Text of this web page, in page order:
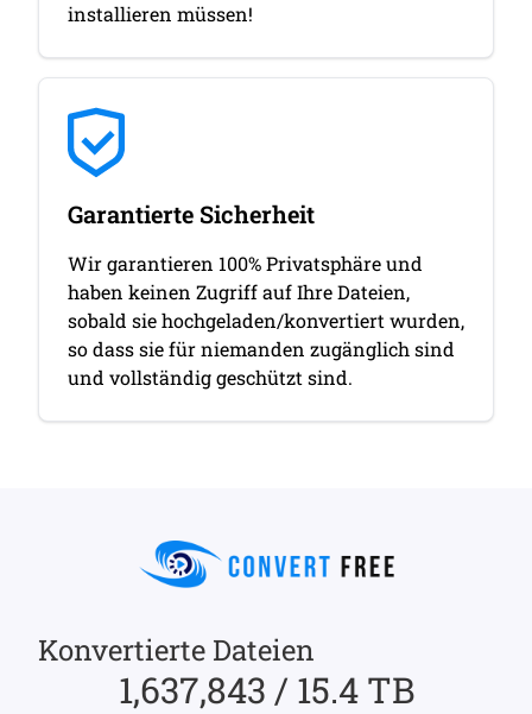
installieren müssen!
Garantierte Sicherheit
Wir garantieren 100% Privatsphäre und
haben keinen Zugriff auf Ihre Dateien,
sobald sie hochgeladen/konvertiert wurden,
so dass sie für niemanden zugänglich sind
und vollständig geschützt sind.
Konvertierte Dateien
1,637,843 / 15.4 TB